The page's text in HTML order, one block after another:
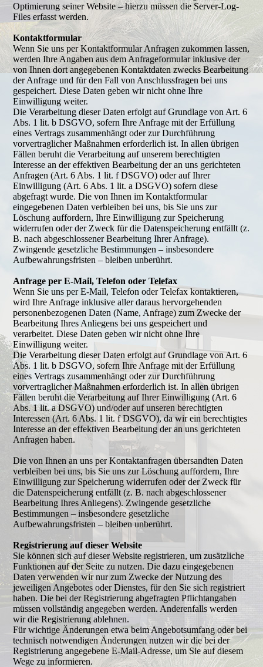
Optimierung seiner Website – hierzu müssen die Server-Log-
Files erfasst werden.
Kontaktformular
Wenn Sie uns per Kontaktformular Anfragen zukommen lassen,
werden Ihre Angaben aus dem Anfrageformular inklusive der
von Ihnen dort angegebenen Kontaktdaten zwecks Bearbeitung
der Anfrage und für den Fall von Anschlussfragen bei uns
gespeichert. Diese Daten geben wir nicht ohne Ihre
Einwilligung weiter.
Die Verarbeitung dieser Daten erfolgt auf Grundlage von Art. 6
Abs. 1 lit. b DSGVO, sofern Ihre Anfrage mit der Erfüllung
eines Vertrags zusammenhängt oder zur Durchführung
vorvertraglicher Maßnahmen erforderlich ist. In allen übrigen
Fällen beruht die Verarbeitung auf unserem berechtigten
Interesse an der effektiven Bearbeitung der an uns gerichteten
Anfragen (Art. 6 Abs. 1 lit. f DSGVO) oder auf Ihrer
Einwilligung (Art. 6 Abs. 1 lit. a DSGVO) sofern diese
abgefragt wurde. Die von Ihnen im Kontaktformular
eingegebenen Daten verbleiben bei uns, bis Sie uns zur
Löschung auffordern, Ihre Einwilligung zur Speicherung
widerrufen oder der Zweck für die Datenspeicherung entfällt (z.
B. nach abgeschlossener Bearbeitung Ihrer Anfrage).
Zwingende gesetzliche Bestimmungen – insbesondere
Aufbewahrungsfristen – bleiben unberührt.
Anfrage per E-Mail, Telefon oder Telefax
Wenn Sie uns per E-Mail, Telefon oder Telefax kontaktieren,
wird Ihre Anfrage inklusive aller daraus hervorgehenden
personenbezogenen Daten (Name, Anfrage) zum Zwecke der
Bearbeitung Ihres Anliegens bei uns gespeichert und
verarbeitet. Diese Daten geben wir nicht ohne Ihre
Einwilligung weiter.
Die Verarbeitung dieser Daten erfolgt auf Grundlage von Art. 6
Abs. 1 lit. b DSGVO, sofern Ihre Anfrage mit der Erfüllung
eines Vertrags zusammenhängt oder zur Durchführung
vorvertraglicher Maßnahmen erforderlich ist. In allen übrigen
Fällen beruht die Verarbeitung auf Ihrer Einwilligung (Art. 6
Abs. 1 lit. a DSGVO) und/oder auf unseren berechtigten
Interessen (Art. 6 Abs. 1 lit. f DSGVO), da wir ein berechtigtes
Interesse an der effektiven Bearbeitung der an uns gerichteten
Anfragen haben.
Die von Ihnen an uns per Kontaktanfragen übersandten Daten
verbleiben bei uns, bis Sie uns zur Löschung auffordern, Ihre
Einwilligung zur Speicherung widerrufen oder der Zweck für
die Datenspeicherung entfällt (z. B. nach abgeschlossener
Bearbeitung Ihres Anliegens). Zwingende gesetzliche
Bestimmungen – insbesondere gesetzliche
Aufbewahrungsfristen – bleiben unberührt.
Registrierung auf dieser Website
Sie können sich auf dieser Website registrieren, um zusätzliche
Funktionen auf der Seite zu nutzen. Die dazu eingegebenen
Daten verwenden wir nur zum Zwecke der Nutzung des
jeweiligen Angebotes oder Dienstes, für den Sie sich registriert
haben. Die bei der Registrierung abgefragten Pflichtangaben
müssen vollständig angegeben werden. Anderenfalls werden
wir die Registrierung ablehnen.
Für wichtige Änderungen etwa beim Angebotsumfang oder bei
technisch notwendigen Änderungen nutzen wir die bei der
Registrierung angegebene E-Mail-Adresse, um Sie auf diesem
Wege zu informieren.